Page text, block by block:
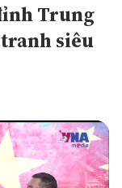
Trung
siêu